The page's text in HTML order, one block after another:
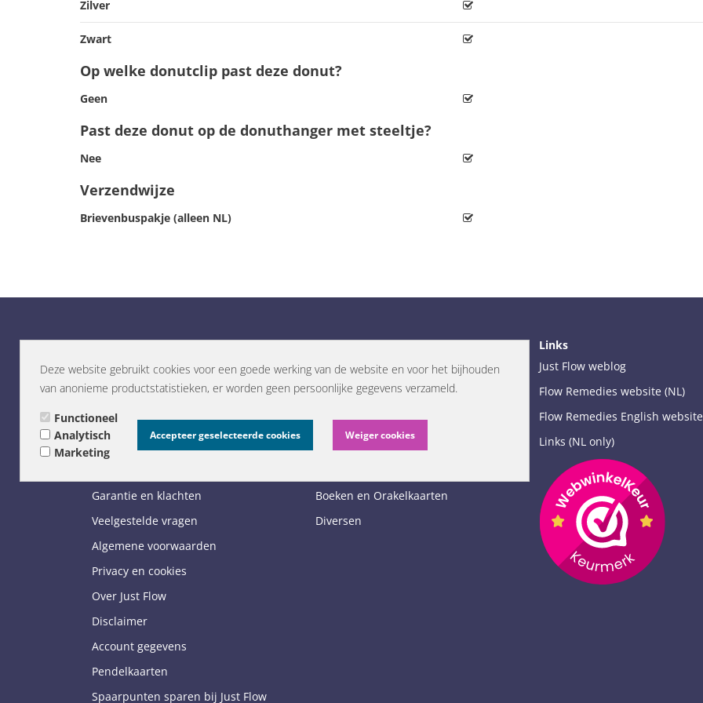
Zilver
Zwart
Op welke donutclip past deze donut?
Geen
Past deze donut op de donuthanger met steeltje?
Nee
Verzendwijze
Brievenbuspakje (alleen NL)
Home
Contact
Betaalmethoden
Levertijd en verzending
Garantie en klachten
Veelgestelde vragen
Algemene voorwaarden
Privacy en cookies
Over Just Flow
Disclaimer
Account gegevens
Pendelkaarten
Spaarpunten sparen bij Just Flow
Flow Remedies
Miron violet glas
Edelstenen
Pendels en biotensors
Boeken en Orakelkaarten
Diversen
Links
Just Flow weblog
Flow Remedies website (NL)
Flow Remedies English website
Links (NL only)
Deze website gebruikt cookies voor een goede werking van de website en voor het bijhouden
van anonieme productstatistieken, er worden geen persoonlijke gegevens verzameld.
Functioneel
Analytisch
Marketing
Accepteer geselecteerde cookies Weiger cookies